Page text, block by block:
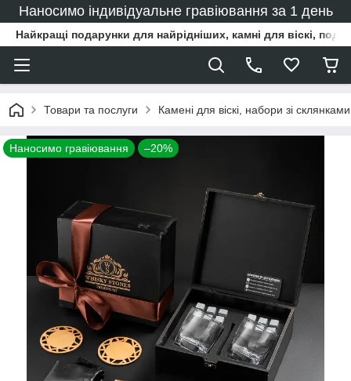
Наносимо індивідуальне гравіювання за 1 день
Найкращі подарунки для найрідніших, камні для віскі,
Товари та послуги Камені для віскі, набори зі склянками
Наносимо гравіювання –20%